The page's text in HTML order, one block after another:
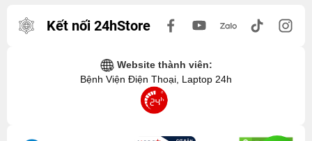
Kết nối 24hStore
Website thành viên:
Bệnh Viện Điện Thoại, Laptop 24h